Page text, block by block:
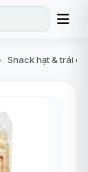
Snack hạt & trái